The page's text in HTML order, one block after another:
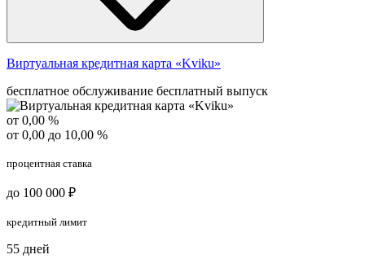
Виртуальная кредитная карта «Kviku»
бесплатное обслуживание бесплатный выпуск
от 0,00 %
от 0,00 до 10,00 %
процентная ставка
до 100 000 ₽
кредитный лимит
55 дней